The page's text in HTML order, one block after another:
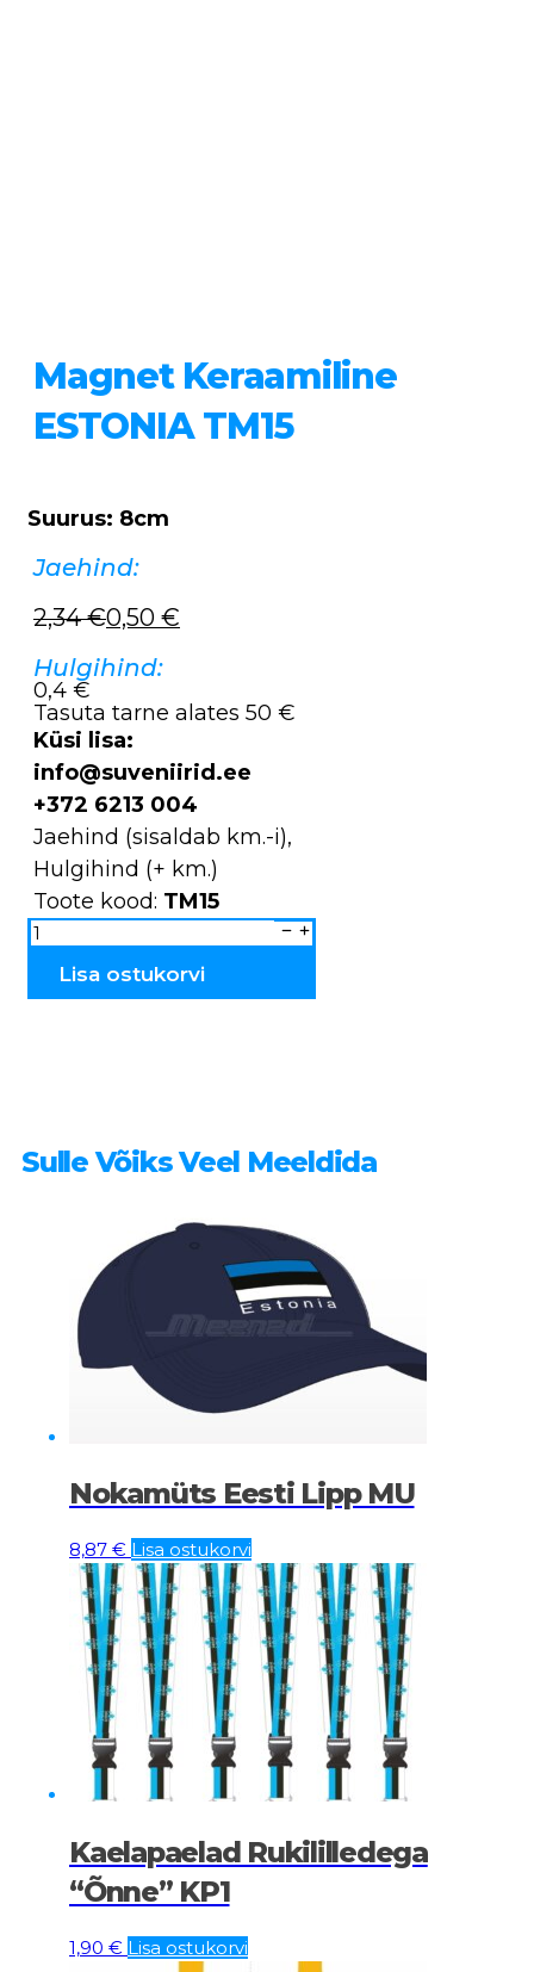
Magnet Keraamiline
ESTONIA TM15
Suurus: 8cm
Jaehind:
2,34€
Algne
hind
oli:
2,34 €.
0,50 €
Current
price
is:
0,50 €.
Hulgihind:
0,4 €
Tasuta tarne alates 50 €
Küsi lisa:
info@suveniirid.ee
+372 6213 004
Jaehind (sisaldab km.-i),
Hulgihind (+ km.)
Toote kood: TM15
Magnet
keraamiline
ESTONIA
Lisa ostukorvi
Sulle Võiks Veel Meeldida
Nokamüts Eesti Lipp MU
8,87 € Lisa ostukorvi
Kaelapaelad Rukililledega
“Õnne” KP1
1,90 € Lisa ostukorvi